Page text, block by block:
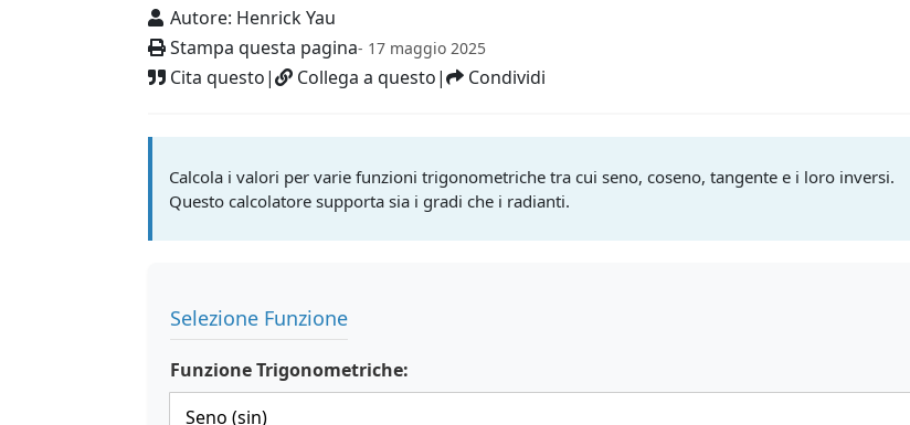
Autore: Henrick Yau
Stampa questa pagina- 17 maggio 2025
Cita questo| Collega a questo| Condividi
Calcola i valori per varie funzioni trigonometriche tra cui seno, coseno, tangente e i loro inversi.
Questo calcolatore supporta sia i gradi che i radianti.
Selezione Funzione
Funzione Trigonometriche: